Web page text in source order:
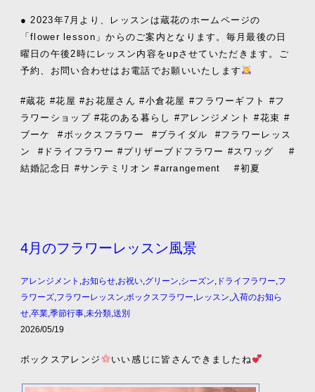
● 2023年7月より、レッスンは蔵花のホームページの
「flower lesson」からのご案内となります。毎月最後の日
曜日の午後2時にレッスン内容をupさせていただきます。ご
予約、お問い合わせはお電話でお願いいたします
#蔵花 #花屋 #お花屋さん #小倉花屋 #フラワーギフト #フ
ラワーショップ #花のある暮らし #アレンジメント #花束 #
ブーケ
#ボックスフラワー #ブライダル
#フラワーレッス
ン
#ドライフラワー #プリザーブドフラワー #スワッグ
#
結婚記念日 #サンテミリオン #arrangement #初夏
4月のフラワーレッスン風景
アレンジメント お知らせ, お祝い, グリーン シーズン ドライフラワー フ
ラワーズ, フラワーレッスン ボックスフラワー レッスン 入荷のお知ら
せ, 卒業, 季節行事, 未分類, 送別
2026/05/19
ボックスアレンジ いい感じに皆さんできましたね